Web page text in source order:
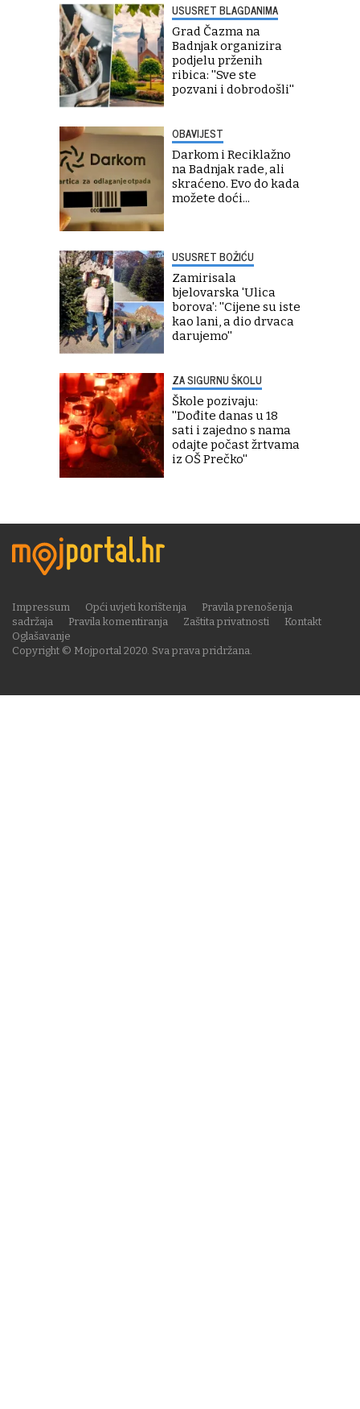
USUSRET BLAGDANIMA
Grad Čazma na
Badnjak organizira
podjelu prženih
ribica: ''Sve ste
pozvani i dobrodošli''
OBAVIJEST
Darkom i Reciklažno
na Badnjak rade, ali
skraćeno. Evo do kada
možete doći...
USUSRET BOŽIĆU
Zamirisala
bjelovarska 'Ulica
borova': ''Cijene su iste
kao lani, a dio drvaca
darujemo''
ZA SIGURNU ŠKOLU
Škole pozivaju:
''Dođite danas u 18
sati i zajedno s nama
odajte počast žrtvama
iz OŠ Prečko''
Copyright © Mojportal 2020. Sva prava pridržana.
Impressum Opći uvjeti korištenja
Pravila prenošenja
sadržaja
Pravila komentiranja Zaštita privatnosti
Kontakt
Oglašavanje